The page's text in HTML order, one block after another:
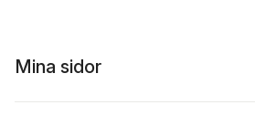
Mina sidor